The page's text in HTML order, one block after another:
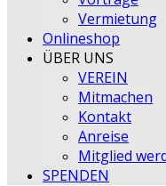
Vermietung
Onlineshop
ÜBER UNS
VEREIN
Mitmachen
Kontakt
Anreise
Mitglied
SPENDEN